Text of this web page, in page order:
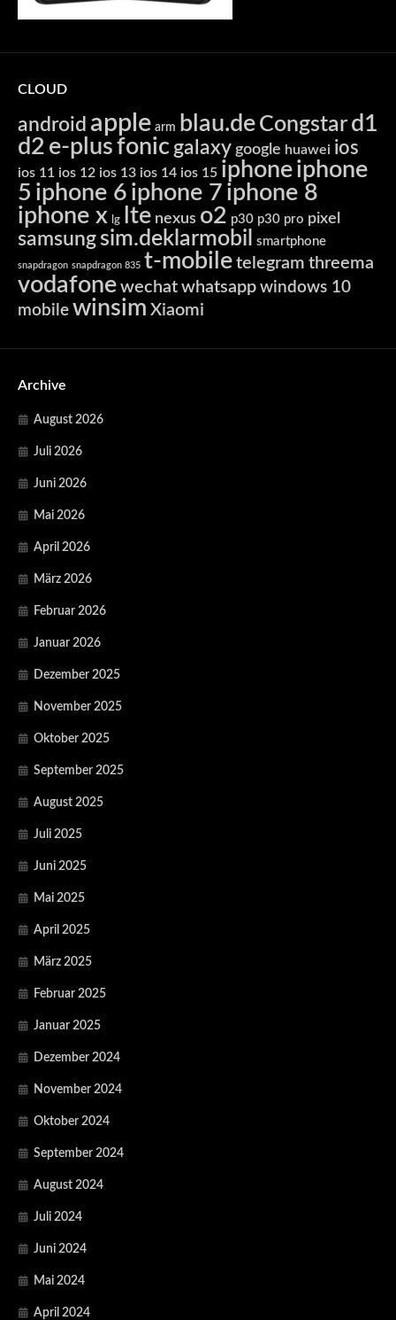
CLOUD
android apple arm blau.de Congstar d1
d2 e-plusfonic galaxy google huawei ios
ios 11 ios 12 ios 13 ios 14 ios 15 iphoneiphone
5 iphone 6 iphone 7 iphone 8
iphone x lg lte nexus o2 p30 p30 pro pixel
samsung sim.deklarmobil smartphone
snapdragon snapdragon 835 t-mobile telegram threema
vodafone wechat whatsapp windows 10
mobile winsim Xiaomi
Archive
August 2026
Juli 2026
Juni 2026
Mai 2026
April 2026
März 2026
Februar 2026
Januar 2026
Dezember 2025
November 2025
Oktober 2025
September 2025
August 2025
Juli 2025
Juni 2025
Mai 2025
April 2025
März 2025
Februar 2025
Januar 2025
Dezember 2024
November 2024
Oktober 2024
September 2024
August 2024
Juli 2024
Juni 2024
Mai 2024
April 2024